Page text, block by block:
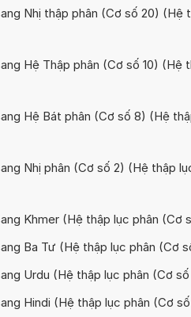
Nhị thập phân (Cơ số 20) (Hệ
Hệ Thập phân (Cơ số 10) (Hệ
Hệ Bát phân (Cơ số 8) (Hệ
Nhị phân (Cơ số 2) (Hệ thập
Khmer (Hệ thập lục phân (Cơ
Ba Tư (Hệ thập lục phân (Cơ
Urdu (Hệ thập lục phân (Cơ số
Hindi (Hệ thập lục phân (Cơ số